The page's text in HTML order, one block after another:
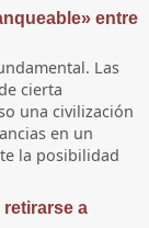
entre
Las
cierta
una civilización
en un
la posibilidad
a